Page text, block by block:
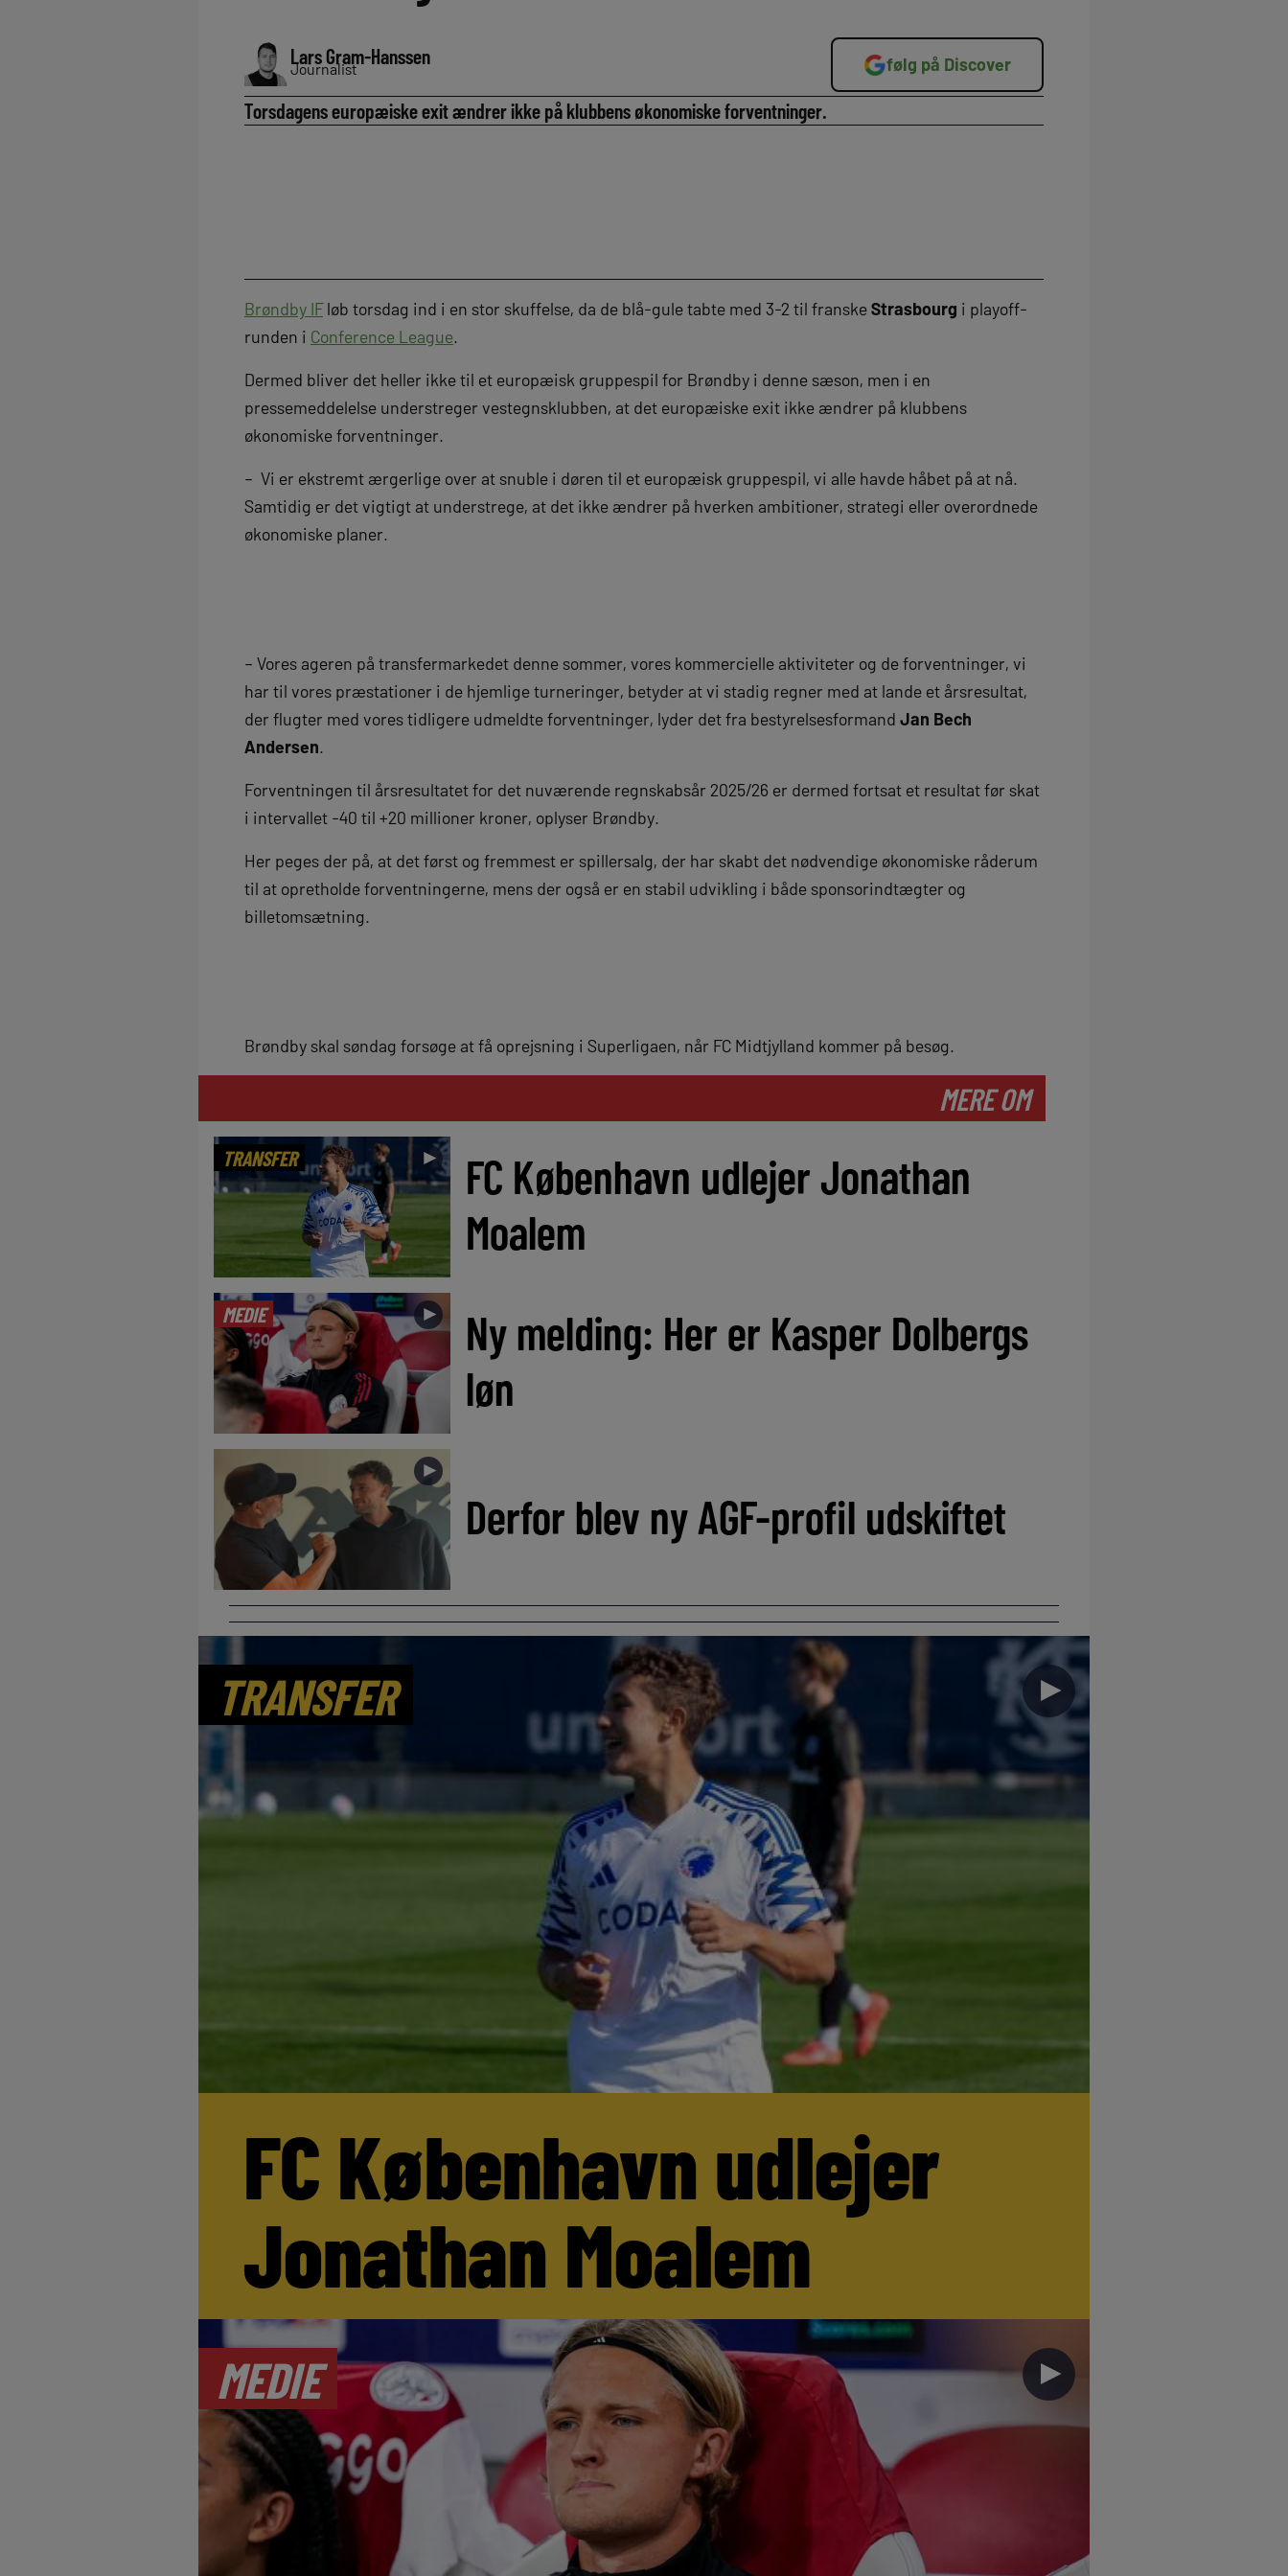
Lars Gram-Hanssen
Journalist følg på Discover
Torsdagens europæiske exit ændrer ikke på klubbens økonomiske forventninger.
Brøndby IFløb torsdag ind i en stor skuffelse, da de blå-gule tabte med 3-2 til franskeStrasbourg i playoff-
runden i Conference League.
Dermed bliver det heller ikke til et europæisk gruppespil for Brøndby i denne sæson, men i en
pressemeddelelse understreger vestegnsklubben, at det europæiske exit ikke ændrer på klubbens
økonomiske forventninger.
– Vi er ekstremt ærgerlige over at snuble i døren til et europæisk gruppespil, vi alle havde håbet på at nå.
Samtidig er det vigtigt at understrege, at det ikke ændrer på hverken ambitioner, strategi eller overordnede
økonomiske planer.
– Vores ageren på transfermarkedet denne sommer, vores kommercielle aktiviteter og de forventninger, vi
har til vores præstationer i de hjemlige turneringer, betyder at vi stadig regner med at lande et årsresultat,
der flugter med vores tidligere udmeldte forventninger, lyder det fra bestyrelsesformand Jan Bech
Andersen.
Forventningen til årsresultatet for det nuværende regnskabsår 2025/26 er dermed fortsat et resultat før skat
i intervallet -40 til +20 millioner kroner, oplyser Brøndby.
Her peges der på, at det først og fremmest er spillersalg, der har skabt det nødvendige økonomiske råderum
til at opretholde forventningerne, mens der også er en stabil udvikling i både sponsorindtægter og
billetomsætning.
Brøndby skal søndag forsøge at få oprejsning i Superligaen, når FC Midtjylland kommer på besøg.
MERE OM
TRANSFER ►
FC København udlejer Jonathan
Moalem
MEDIE ►
Ny melding: Her er Kasper Dolbergs
løn
►
Derfor blev ny AGF-profil udskiftet
TRANSFER ►
FC København udlejer
Jonathan Moalem
MEDIE ►